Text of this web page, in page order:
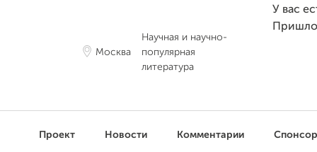
Москва
Научная и научно-
популярная
литература
У вас
Проект Новости Комментарии